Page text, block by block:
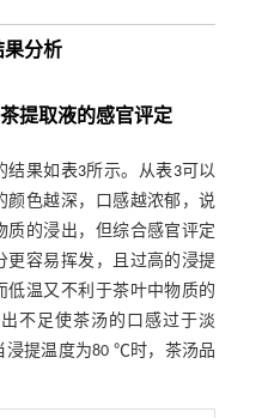
果分析
提取液的感官评定
结果如 表3所示。从表3可以
颜色越深，口感越浓郁，说
质的浸出，但综合感官评定
更容易挥发，且过高的浸提
低温又不利于茶叶中物质的
不足使茶汤的口感过于淡
浸提温度为80 ℃时，茶汤品